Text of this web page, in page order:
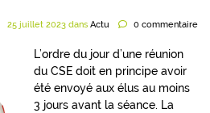
25 juillet 2023 dans Actu 0 commentaire
L’ordre du jour d’une réunion
du CSE doit en principe avoir
été envoyé aux élus au moins
3 jours avant la séance. La